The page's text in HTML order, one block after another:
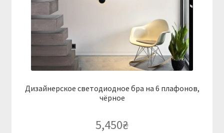
Дизайнерское светодиодное бра на 6 плафонов,
чёрное
5,450₴